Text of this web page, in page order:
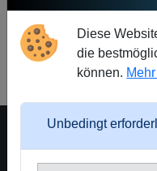
Diese
die
können.
Unbedingt